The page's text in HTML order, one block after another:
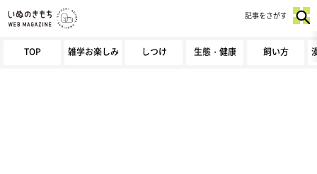
TOP 雑学お楽しみ しつけ 生態・健康 飼い方
記事をさがす